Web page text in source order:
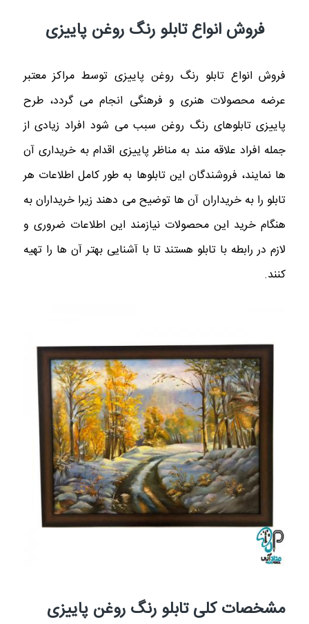
فروش انواع تابلو رنگ روغن پاییزی
فروش انواع تابلو رنگ روغن پاییزی توسط مراکز معتبر
عرضه محصولات هنری و فرهنگی انجام می گردد، طرح
پاییزی تابلوهای رنگ روغن سبب می شود افراد زیادی از
جمله افراد علاقه مند به مناظر پاییزی اقدام به خریداری آن
ها نمایند، فروشندگان این تابلوها به طور کامل اطلاعات هر
تابلو را به خریداران آن ها توضیح می دهند زیرا خریداران به
هنگام خرید این محصولات نیازمند این اطلاعات ضروری و
لازم در رابطه با تابلو هستند تا با آشنایی بهتر آن ها را تهیه
کنند.
مشخصات کلی تابلو رنگ روغن پاییزی